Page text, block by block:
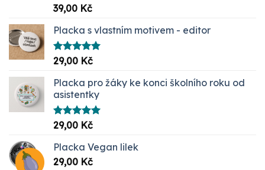
Hodnocení
5.00
39,00 Kč
Placka s vlastním motivem - editor
Hodnocení
5.00
29,00 Kč
Placka pro žáky ke konci školního roku od
asistentky
Hodnocení
5.00
29,00 Kč
Placka Vegan lilek
29,00 Kč